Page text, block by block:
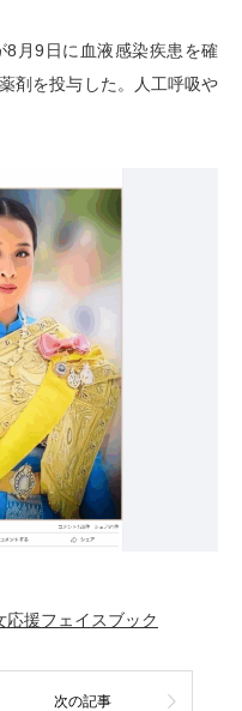
月9日に血液感染疾患を確
剤を投与した。人工呼吸や
援フェイスブック
次の記事